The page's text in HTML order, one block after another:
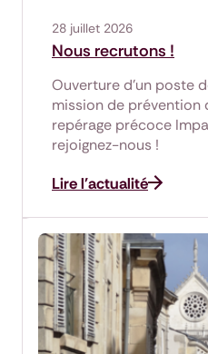
Nous recrutons !
28 juillet 2026
Ouverture d'un poste
mission de prévention
repérage précoce
rejoignez-nous !
Lire l'actualité